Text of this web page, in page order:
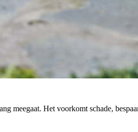
meegaat. Het voorkomt schade,